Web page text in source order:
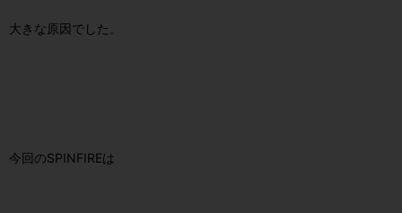
大きな原因でした。
今回のSPINFIREは